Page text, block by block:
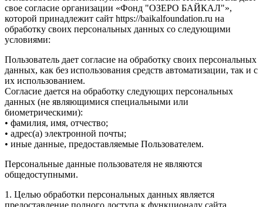
свое согласие организации «Фонд "ОЗЕРО БАЙКАЛ"»,
которой принадлежит сайт https://baikalfoundation.ru на
обработку своих персональных данных со следующими
условиями:
Пользователь дает согласие на обработку своих персональных
данных, как без использования средств автоматизации, так и с
их использованием.
Согласие дается на обработку следующих персональных
данных (не являющимися специальными или
биометрическими):
• фамилия, имя, отчество;
• адрес(а) электронной почты;
• иные данные, предоставляемые Пользователем.
Персональные данные пользователя не являются
общедоступными.
1. Целью обработки персональных данных является